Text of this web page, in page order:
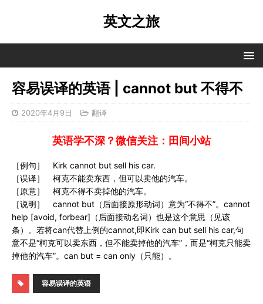
英文之旅
容易误译的英语 | cannot but 不得不
2020年4月9日 翻译
英语学不深？微信关注：田间小站
［例句］ Kirk cannot but sell his car.
［误译］ 柯克不能卖东西，但可以卖他的汽车。
［原意］ 柯克不得不卖掉他的汽车。
［说明］ cannot but（后面接原形动词）意为“不得不”。cannot
help [avoid, forbear]（后面接动名词）也是这个意思（见该
条）。若将can代替上例的cannot,即Kirk can but sell his car,句
意不是“柯克可以卖东西，但不能卖掉他的汽车”，而是“柯克只能卖
掉他的汽车”。can but = can only（只能）。
容易误译的英语